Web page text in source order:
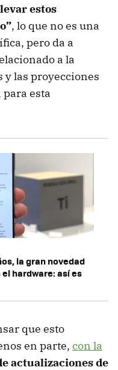
estos
, lo que no es una
pero da a
a la
y las proyecciones
esta
la gran novedad
el hardware: así es
que esto
en parte, con la
actualizaciones de